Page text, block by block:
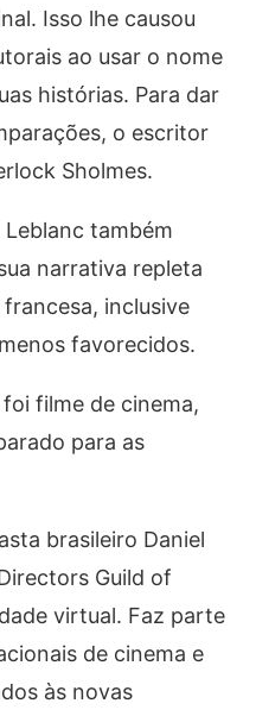
Isso lhe causou
ao usar o nome
histórias. Para dar
o escritor
Sholmes.
também
narrativa repleta
inclusive
favorecidos.
filme de cinema,
para as
brasileiro Daniel
Guild of
virtual. Faz parte
de cinema e
às novas